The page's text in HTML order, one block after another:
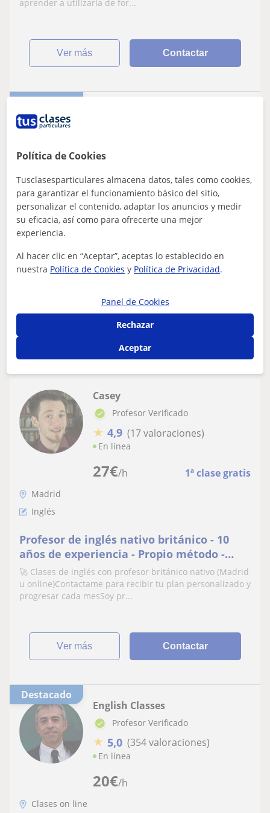
aprender a utilizarla de for...
ver más Contactar
25
Clases on line
Prevención de riesgos laborales
Profesora de PRL | Ayudo a aprobar
Prevención de Riesgos Laborales
Profesor experto en Prevención de Riesgos Laborales y
Tutorización Personalizada | Clases adaptadas + TFM.
27€/h 1ª clase gratis
Casey
Profesor Verificado
★ 4,9 (17 valoraciones)
En línea
Madrid
Inglés
Profesor de inglés nativo británico - 10
años de experiencia - Propio método -
plan personalizado
🚀 Clases de inglés con profesor británico nativo (Madrid
u online)Contactame para recibir tu plan personalizado y
progresar cada mesSoy pr...
ver más Contactar
Destacado
20€/h
English Classes
Profesor Verificado
★ 5,0 (354 valoraciones)
En línea
Clases on line
Política de Cookies
Tusclasesparticulares almacena datos, tales como cookies,
para garantizar el funcionamiento básico del sitio,
personalizar el contenido, adaptar los anuncios y medir
su eficacia, así como para ofrecerte una mejor
experiencia.
Al hacer clic en “Aceptar”, aceptas lo establecido en
nuestra Política de Cookies y Política de Privacidad.
Panel de Cookies
Rechazar
Aceptar